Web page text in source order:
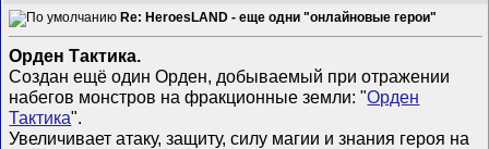
Re: HeroesLAND - еще одни "онлайновые герои"
Орден Тактика.
Создан ещё один Орден, добываемый при отражении
набегов монстров на фракционные земли: "Орден
Тактика".
Увеличивает атаку, защиту, силу магии и знания героя на